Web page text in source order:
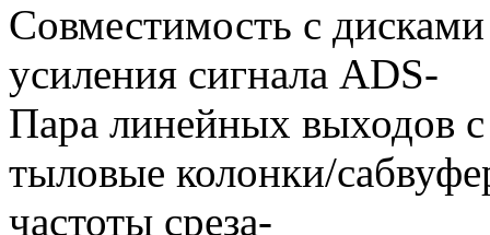
Совместимость с
усиления сигнала ADS-
Пара линейных выходов
тыловые колонки/
частоты среза-